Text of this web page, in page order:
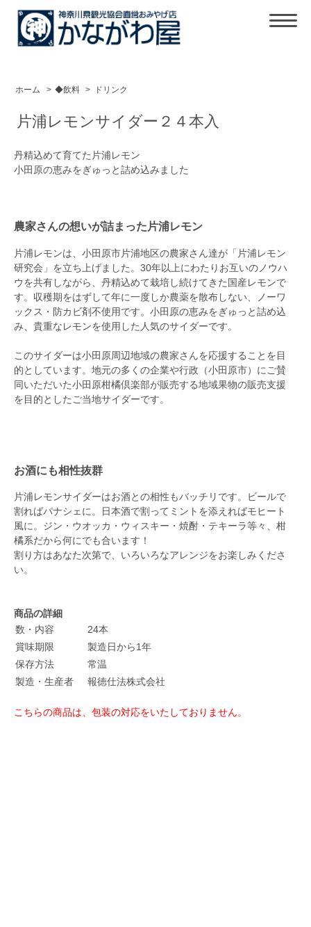
ホーム > ◆飲料 > ドリンク
片浦レモンサイダー２４本入
丹精込めて育てた片浦レモン
小田原の恵みをぎゅっと詰め込みました
農家さんの想いが詰まった片浦レモン
片浦レモンは、小田原市片浦地区の農家さん達が「片浦レモン
研究会」を立ち上げました。30年以上にわたりお互いのノウハ
ウを共有しながら、丹精込めて栽培し続けてきた国産レモンで
す。収穫期をはずして年に一度しか農薬を散布しない、ノーワ
ックス・防カビ剤不使用です。小田原の恵みをぎゅっと詰め込
み、貴重なレモンを使用した人気のサイダーです。
このサイダーは小田原周辺地域の農家さんを応援することを目
的としています。地元の多くの企業や行政（小田原市）にご賛
同いただいた小田原柑橘倶楽部が販売する地域果物の販売支援
を目的としたご当地サイダーです。
お酒にも相性抜群
片浦レモンサイダーはお酒との相性もバッチリです。ビールで
割ればパナシェに。日本酒で割ってミントを添えればモヒート
風に。ジン・ウオッカ・ウィスキー・焼酎・テキーラ等々、柑
橘系だから何にでも合います！
割り方はあなた次第で、いろいろなアレンジをお楽しみくださ
い。
商品の詳細
数・内容
24本
賞味期限
製造日から1年
保存方法
常温
製造・生産者
報徳仕法株式会社
こちらの商品は、包装の対応をいたしておりません。